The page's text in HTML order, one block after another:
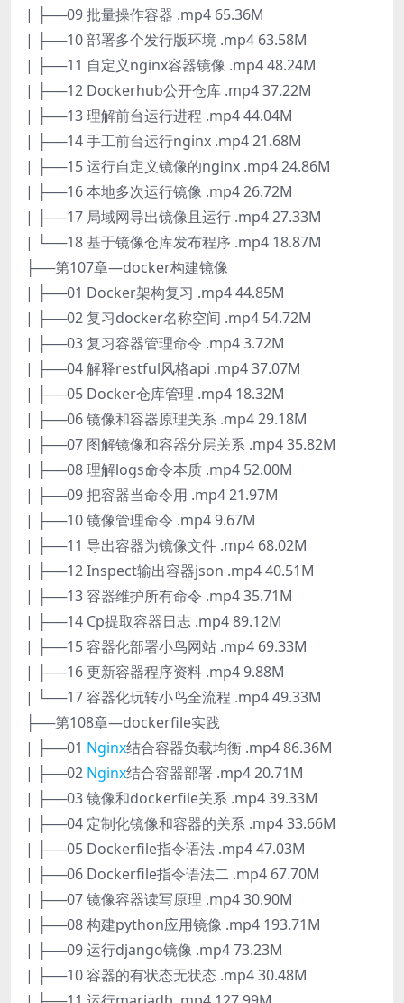
| ├──09 批量操作容器 .mp4 65.36M
| ├──10 部署多个发行版环境 .mp4 63.58M
| ├──11 自定义nginx容器镜像 .mp4 48.24M
| ├──12 Dockerhub公开仓库 .mp4 37.22M
| ├──13 理解前台运行进程 .mp4 44.04M
| ├──14 手工前台运行nginx .mp4 21.68M
| ├──15 运行自定义镜像的nginx .mp4 24.86M
| ├──16 本地多次运行镜像 .mp4 26.72M
| ├──17 局域网导出镜像且运行 .mp4 27.33M
| └──18 基于镜像仓库发布程序 .mp4 18.87M
├──第107章—docker构建镜像
| ├──01 Docker架构复习 .mp4 44.85M
| ├──02 复习docker名称空间 .mp4 54.72M
| ├──03 复习容器管理命令 .mp4 3.72M
| ├──04 解释restful风格api .mp4 37.07M
| ├──05 Docker仓库管理 .mp4 18.32M
| ├──06 镜像和容器原理关系 .mp4 29.18M
| ├──07 图解镜像和容器分层关系 .mp4 35.82M
| ├──08 理解logs命令本质 .mp4 52.00M
| ├──09 把容器当命令用 .mp4 21.97M
| ├──10 镜像管理命令 .mp4 9.67M
| ├──11 导出容器为镜像文件 .mp4 68.02M
| ├──12 Inspect输出容器json .mp4 40.51M
| ├──13 容器维护所有命令 .mp4 35.71M
| ├──14 Cp提取容器日志 .mp4 89.12M
| ├──15 容器化部署小鸟网站 .mp4 69.33M
| ├──16 更新容器程序资料 .mp4 9.88M
| └──17 容器化玩转小鸟全流程 .mp4 49.33M
├──第108章—dockerfile实践
| ├──01 Nginx结合容器负载均衡 .mp4 86.36M
| ├──02 Nginx结合容器部署 .mp4 20.71M
| ├──03 镜像和dockerfile关系 .mp4 39.33M
| ├──04 定制化镜像和容器的关系 .mp4 33.66M
| ├──05 Dockerfile指令语法 .mp4 47.03M
| ├──06 Dockerfile指令语法二 .mp4 67.70M
| ├──07 镜像容器读写原理 .mp4 30.90M
| ├──08 构建python应用镜像 .mp4 193.71M
| ├──09 运行django镜像 .mp4 73.23M
| ├──10 容器的有状态无状态 .mp4 30.48M